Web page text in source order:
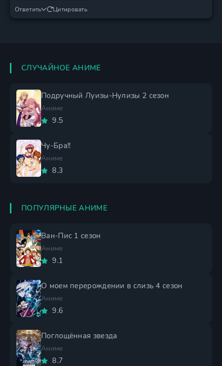
Ответить Цитировать
СЛУЧАЙНОЕ АНИМЕ
Подручный Луизы-Нулизы 2 сезон
Аниме
9.5
Чу-Бра!!
Аниме
8.3
ПОПУЛЯРНЫЕ АНИМЕ
Ван-Пис 1 сезон
Аниме
9.1
О моем перерождении в слизь 4 сезон
Аниме
9.6
Поглощённая звезда
Аниме
8.7